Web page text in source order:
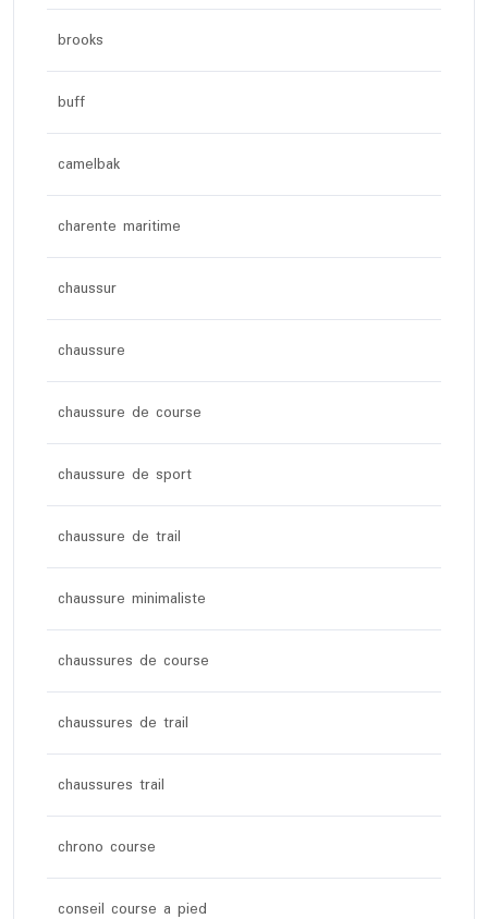
brooks
buff
camelbak
charente maritime
chaussur
chaussure
chaussure de course
chaussure de sport
chaussure de trail
chaussure minimaliste
chaussures de course
chaussures de trail
chaussures trail
chrono course
conseil course a pied